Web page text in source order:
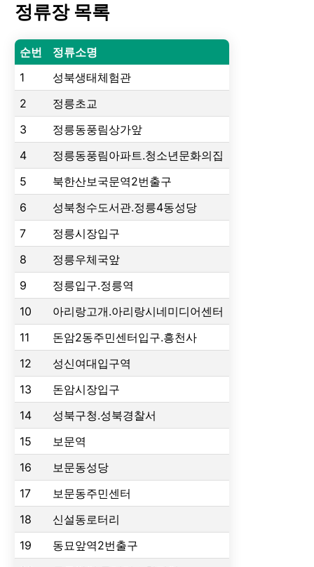
정류장 목록
순번
정류소명
1
성북생태체험관
2
정릉초교
3
정릉동풍림상가앞
4
정릉동풍림아파트.청소년문화의집
5
북한산보국문역2번출구
6
성북청수도서관.정릉4동성당
7
정릉시장입구
8
정릉우체국앞
9
정릉입구.정릉역
10
아리랑고개.아리랑시네미디어센터
11
돈암2동주민센터입구.흥천사
12
성신여대입구역
13
돈암시장입구
14
성북구청.성북경찰서
15
보문역
16
보문동성당
17
보문동주민센터
18
신설동로터리
19
동묘앞역2번출구